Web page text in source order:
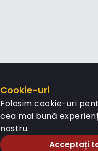
Cookie-uri
Folosim cookie-uri
cea mai bună
nostru.
Acceptați